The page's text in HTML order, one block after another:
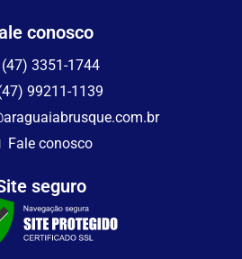
conosco
(47) 3351-1744
99211-1139
Fale conosco
seguro